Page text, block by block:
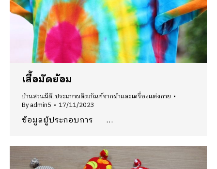
เสื้อมัดย้อม
บ้านสวนมีดี,ประเภทผลิตภัณฑ์จากผ้าและเครื่องแต่งกาย
Byadmin5 17/11/2023
ข้อมูลผู้ประกอบการ …